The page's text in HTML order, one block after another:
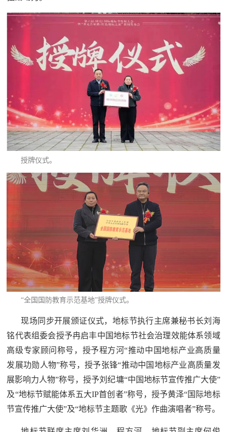
授牌仪式。
“全国国防教育示范基地”授牌仪式。
现场同步开展颁证仪式，地标节执行主席兼秘书长刘海
铭代表组委会授予冉启丰中国地标节社会治理效能体系领域
高级专家顾问称号，授予程方河“推动中国地标产业高质量
发展功勋人物”称号，授予张锋“推动中国地标产业高质量发
展影响力人物”称号，授予刘纪墉“中国地标节宣传推广大使”
及“地标节赋能体系五大IP首创者”称号，授予黄泽“国际地标
节宣传推广大使”及“地标节主题歌《光》作曲演唱者”称号。